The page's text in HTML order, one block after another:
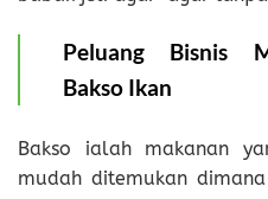
Peluang Bisnis
Bakso Ikan
Bakso ialah makanan
mudah ditemukan